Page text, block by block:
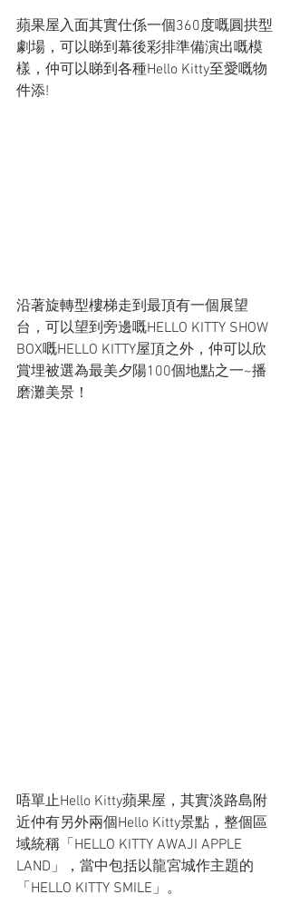
蘋果屋入面其實仕係一個360度嘅圓拱型
劇場，可以睇到幕後彩排準備演出嘅模
樣，仲可以睇到各種Hello Kitty至愛嘅物
件添!
沿著旋轉型樓梯走到最頂有一個展望
台，可以望到旁邊嘅HELLO KITTY SHOW
BOX嘅HELLO KITTY屋頂之外，仲可以欣
賞埋被選為最美夕陽100個地點之一~播
磨灘美景！
唔單止Hello Kitty蘋果屋，其實淡路島附
近仲有另外兩個Hello Kitty景點，整個區
域統稱「HELLO KITTY AWAJI APPLE
LAND」，當中包括以龍宮城作主題的
「HELLO KITTY SMILE」。